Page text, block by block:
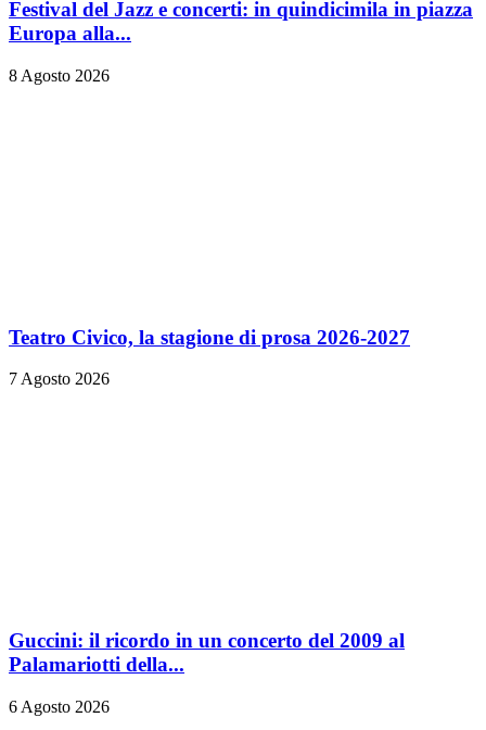
Festival del Jazz e concerti: in quindicimila in piazza
Europa alla...
8 Agosto 2026
Teatro Civico, la stagione di prosa 2026-2027
7 Agosto 2026
Guccini: il ricordo in un concerto del 2009 al
Palamariotti della...
6 Agosto 2026